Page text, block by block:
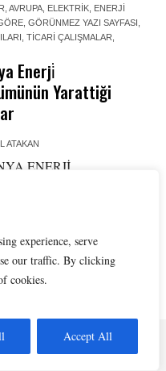
experience, serve
our traffic. By clicking
cookies.
Accept All
,AVRUPA, ELEKTRIK, ENERJI
,GÖRÜNMEZ YAZI SAYFASI ,
,TICARI ÇALIŞMALAR,
Enerji̇
Yarattiği
ATAKAN
ENERJİ
Yüksel Atakan